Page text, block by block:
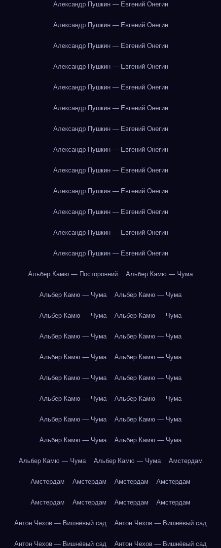
Александр Пушкин — Евгений Онегин
Александр Пушкин — Евгений Онегин
Александр Пушкин — Евгений Онегин
Александр Пушкин — Евгений Онегин
Александр Пушкин — Евгений Онегин
Александр Пушкин — Евгений Онегин
Александр Пушкин — Евгений Онегин
Александр Пушкин — Евгений Онегин
Александр Пушкин — Евгений Онегин
Александр Пушкин — Евгений Онегин
Александр Пушкин — Евгений Онегин
Александр Пушкин — Евгений Онегин
Александр Пушкин — Евгений Онегин
Альбер Камю — Посторонний Альбер Камю — Чума
Альбер Камю — Чума Альбер Камю — Чума
Альбер Камю — Чума Альбер Камю — Чума
Альбер Камю — Чума Альбер Камю — Чума
Альбер Камю — Чума Альбер Камю — Чума
Альбер Камю — Чума Альбер Камю — Чума
Альбер Камю — Чума Альбер Камю — Чума
Альбер Камю — Чума Альбер Камю — Чума
Альбер Камю — Чума Альбер Камю — Чума
Альбер Камю — Чума Альбер Камю — Чума Амстердам
Амстердам Амстердам Амстердам Амстердам
Амстердам Амстердам Амстердам Амстердам
Антон Чехов — Вишнёвый сад Антон Чехов — Вишнёвый сад
Антон Чехов — Вишнёвый сад Антон Чехов — Вишнёвый сад